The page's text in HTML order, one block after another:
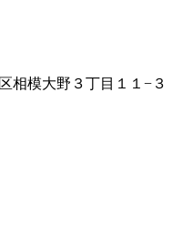
相模大野３丁目１１−３